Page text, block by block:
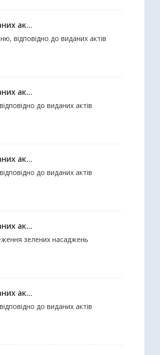
ак...
відповідно до виданих актів
ак...
до виданих актів
ак...
до виданих актів
ак...
зелених насаджень
ак...
до виданих актів